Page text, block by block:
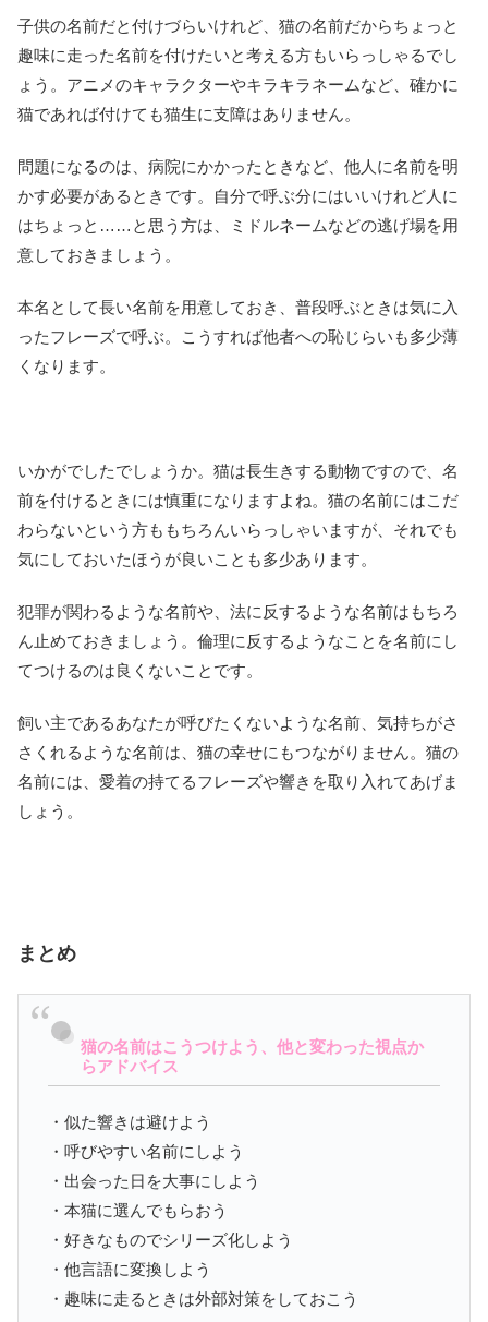
子供の名前だと付けづらいけれど、猫の名前だからちょっと
趣味に走った名前を付けたいと考える方もいらっしゃるでし
ょう。アニメのキャラクターやキラキラネームなど、確かに
猫であれば付けても猫生に支障はありません。
問題になるのは、病院にかかったときなど、他人に名前を明
かす必要があるときです。自分で呼ぶ分にはいいけれど人に
はちょっと……と思う方は、ミドルネームなどの逃げ場を用
意しておきましょう。
本名として長い名前を用意しておき、普段呼ぶときは気に入
ったフレーズで呼ぶ。こうすれば他者への恥じらいも多少薄
くなります。
いかがでしたでしょうか。猫は長生きする動物ですので、名
前を付けるときには慎重になりますよね。猫の名前にはこだ
わらないという方ももちろんいらっしゃいますが、それでも
気にしておいたほうが良いことも多少あります。
犯罪が関わるような名前や、法に反するような名前はもちろ
ん止めておきましょう。倫理に反するようなことを名前にし
てつけるのは良くないことです。
飼い主であるあなたが呼びたくないような名前、気持ちがさ
さくれるような名前は、猫の幸せにもつながりません。猫の
名前には、愛着の持てるフレーズや響きを取り入れてあげま
しょう。
まとめ
猫の名前はこうつけよう、他と変わった視点か
らアドバイス
・似た響きは避けよう
・呼びやすい名前にしよう
・出会った日を大事にしよう
・本猫に選んでもらおう
・好きなものでシリーズ化しよう
・他言語に変換しよう
・趣味に走るときは外部対策をしておこう